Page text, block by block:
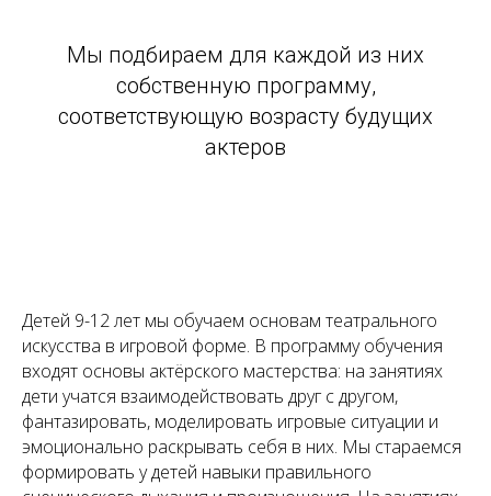
Мы подбираем для каждой из них
собственную программу,
соответствующую возрасту будущих
актеров
Детей 9-12 лет мы обучаем основам театрального
искусства в игровой форме. В программу обучения
входят основы актёрского мастерства: на занятиях
дети учатся взаимодействовать друг с другом,
фантазировать, моделировать игровые ситуации и
эмоционально раскрывать себя в них. Мы стараемся
формировать у детей навыки правильного